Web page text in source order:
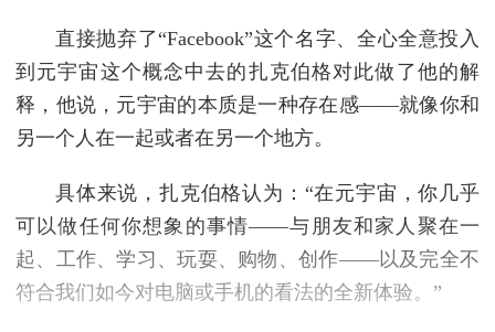
直接抛弃了“Facebook”这个名字、全心全意投入
到元宇宙这个概念中去的扎克伯格对此做了他的解
释，他说，元宇宙的本质是一种存在感——就像你和
另一个人在一起或者在另一个地方。
具体来说，扎克伯格认为：“在元宇宙，你几乎
可以做任何你想象的事情——与朋友和家人聚在一
起、工作、学习、玩耍、购物、创作——以及完全不
符合我们如今对电脑或手机的看法的全新体验。”